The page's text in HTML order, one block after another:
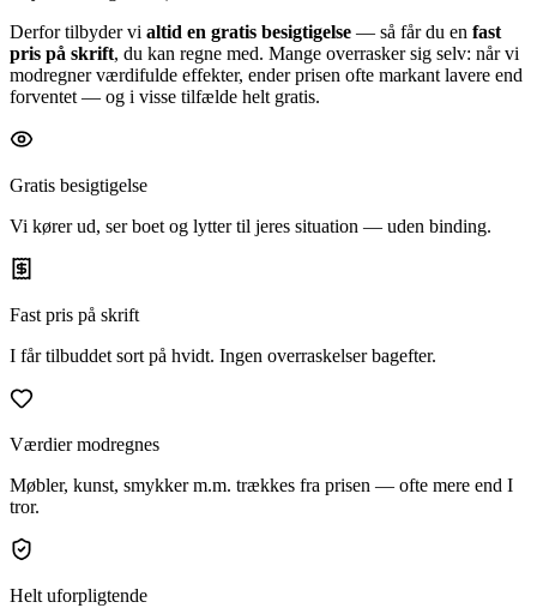
Derfor tilbyder vi altid en gratis besigtigelse — så får du en fast
pris på skrift, du kan regne med. Mange overrasker sig selv: når vi
modregner værdifulde effekter, ender prisen ofte markant lavere end
forventet — og i visse tilfælde helt gratis.
Gratis besigtigelse
Vi kører ud, ser boet og lytter til jeres situation — uden binding.
Fast pris på skrift
I får tilbuddet sort på hvidt. Ingen overraskelser bagefter.
Værdier modregnes
Møbler, kunst, smykker m.m. trækkes fra prisen — ofte mere end I
tror.
Helt uforpligtende